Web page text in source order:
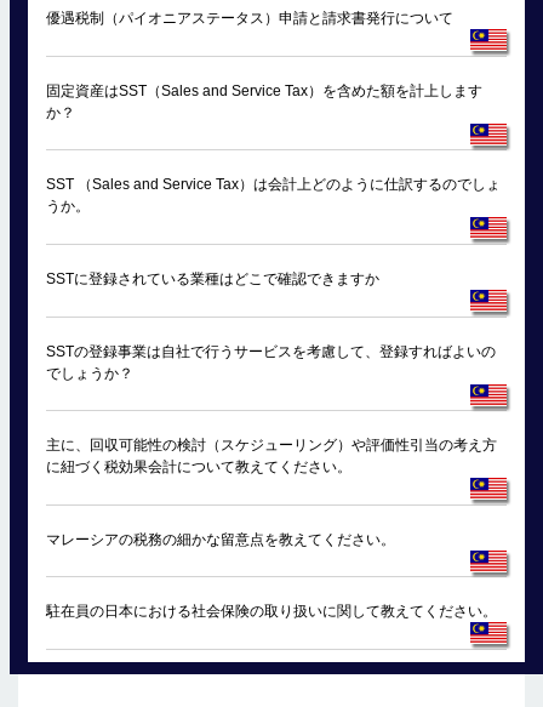
優遇税制（パイオニアステータス）申請と請求書発行について
固定資産はSST（Sales and Service Tax）を含めた額を計上します
か？
SST （Sales and Service Tax）は会計上どのように仕訳するのでしょ
うか。
SSTに登録されている業種はどこで確認できますか
SSTの登録事業は自社で行うサービスを考慮して、登録すればよいの
でしょうか？
主に、回収可能性の検討（スケジューリング）や評価性引当の考え方
に紐づく税効果会計について教えてください。
マレーシアの税務の細かな留意点を教えてください。
駐在員の日本における社会保険の取り扱いに関して教えてください。